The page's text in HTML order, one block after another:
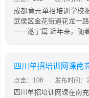
成都竟元单招培训学校
武侯区金花街道花龙一
——遂宁篇 近年来，随
四川单招培训网课南
点击：108 发布时间：
四川单招培训网课在南